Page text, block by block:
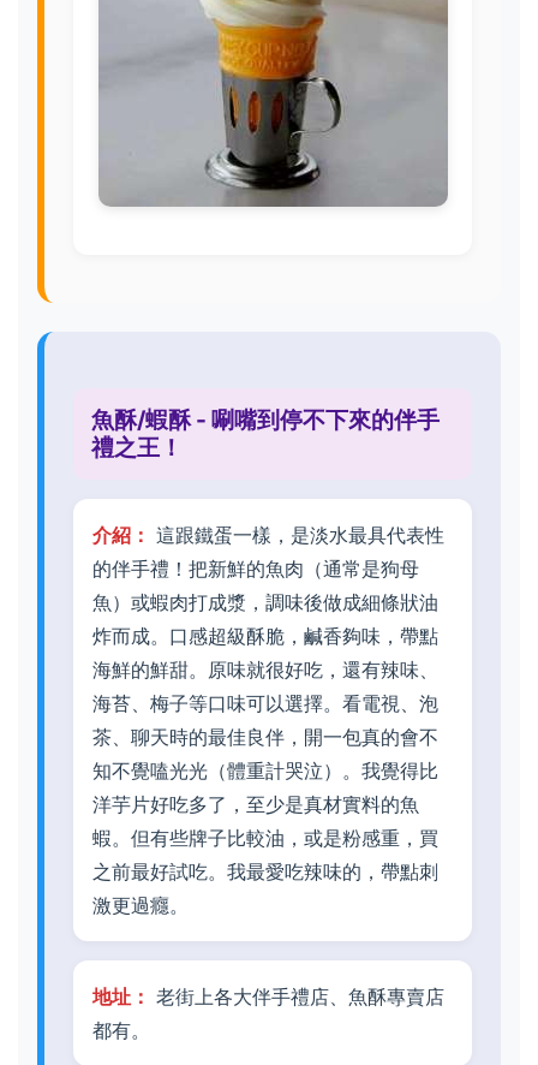
魚酥/蝦酥 - 唰嘴到停不下來的伴手
禮之王！
介紹： 這跟鐵蛋一樣，是淡水最具代表性
的伴手禮！把新鮮的魚肉（通常是狗母
魚）或蝦肉打成漿，調味後做成細條狀油
炸而成。口感超級酥脆，鹹香夠味，帶點
海鮮的鮮甜。原味就很好吃，還有辣味、
海苔、梅子等口味可以選擇。看電視、泡
茶、聊天時的最佳良伴，開一包真的會不
知不覺嗑光光（體重計哭泣）。我覺得比
洋芋片好吃多了，至少是真材實料的魚
蝦。但有些牌子比較油，或是粉感重，買
之前最好試吃。我最愛吃辣味的，帶點刺
激更過癮。
地址： 老街上各大伴手禮店、魚酥專賣店
都有。